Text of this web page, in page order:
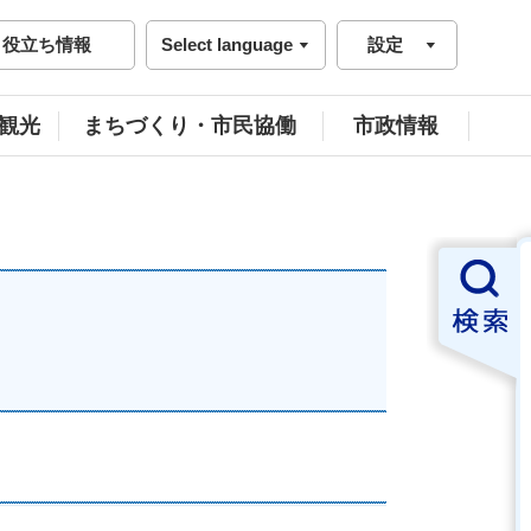
役立ち情報 Select language 設定
光 まちづくり・市民協働 市政情報